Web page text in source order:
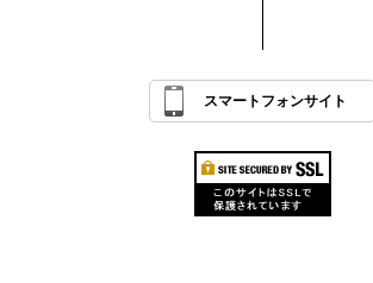
スマートフォンサイト